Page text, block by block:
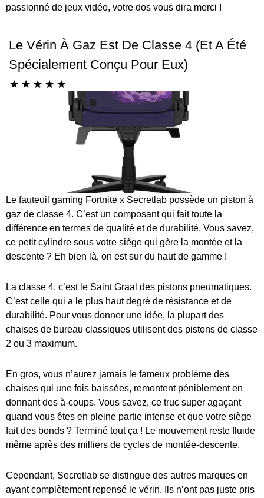
passionné de jeux vidéo, votre dos vous dira merci !
Le Vérin À Gaz Est De Classe 4 (et A Été
Spécialement Conçu Pour Eux)
☆ ☆ ☆ ☆ ☆
Le fauteuil gaming Fortnite x Secretlab possède un piston à
gaz de classe 4. C’est un composant qui fait toute la
différence en termes de qualité et de durabilité. Vous savez,
ce petit cylindre sous votre siège qui gère la montée et la
descente ? Eh bien là, on est sur du haut de gamme !
La classe 4, c’est le Saint Graal des pistons pneumatiques.
C’est celle qui a le plus haut degré de résistance et de
durabilité. Pour vous donner une idée, la plupart des
chaises de bureau classiques utilisent des pistons de classe
2 ou 3 maximum.
En gros, vous n’aurez jamais le fameux problème des
chaises qui une fois baissées, remontent péniblement en
donnant des à-coups. Vous savez, ce truc super agaçant
quand vous êtes en pleine partie intense et que votre siège
fait des bonds ? Terminé tout ça ! Le mouvement reste fluide
même après des milliers de cycles de montée-descente.
Cependant, Secretlab se distingue des autres marques en
ayant complètement repensé le vérin. Ils n’ont pas juste pris